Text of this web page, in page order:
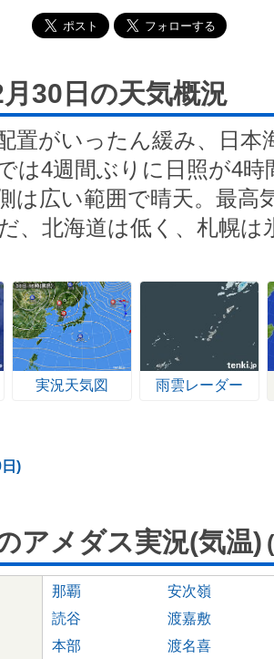
30日の天気概況
置がいったん緩み、日本
は4週間ぶりに日照が4
は広い範囲で晴天。最高
、北海道は低く、札幌は
実況天気図 雨雲レーダー
)
アメダス実況(気温)
那覇
安次嶺
読谷
渡嘉敷
本部
渡名喜